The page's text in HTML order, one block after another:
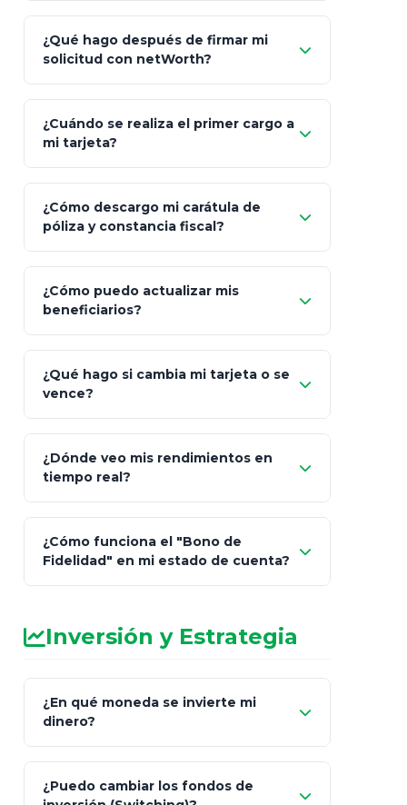
App Store (iOS) Google Play
Bienvenida
"¿Aún no tienes cuenta?
Regístrate"
¿Qué hago después de firmar mi
solicitud con netWorth?
¿Cuándo se realiza el primer cargo a
mi tarjeta?
¿Cómo descargo mi carátula de
póliza y constancia fiscal?
"Mis Pólizas" > "Documentos"
¿Cómo puedo actualizar mis
beneficiarios?
¿Qué hago si cambia mi tarjeta o se
vence?
"Link
de Cobro Seguro"
¿Dónde veo mis rendimientos en
tiempo real?
¿Cómo funciona el "Bono de
Fidelidad" en mi estado de cuenta?
Inversión y Estrategia
¿En qué moneda se invierte mi
dinero?
inflación), Dólares o Euros
¿Puedo cambiar los fondos de